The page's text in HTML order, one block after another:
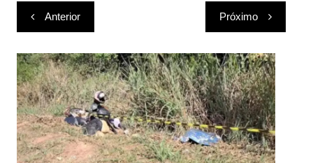
Navegação
de
Post
Anterior Próximo